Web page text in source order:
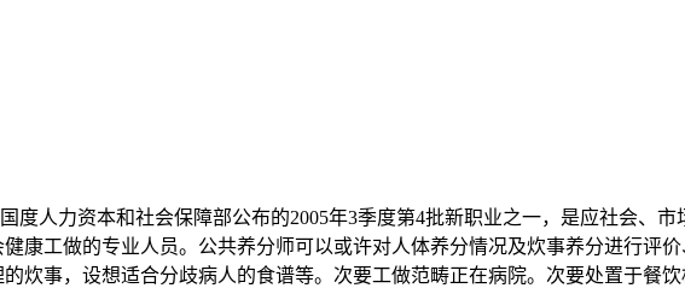
度人力资本和社会保障部公布的2005年3季度第4批新职业之一，是应社会、
康工做的专业人员。公共养分师可以或许对人体养分情况及炊事养分进行评
炊事，设想适合分歧病人的食谱等。次要工做范畴正在病院。次要处置于餐